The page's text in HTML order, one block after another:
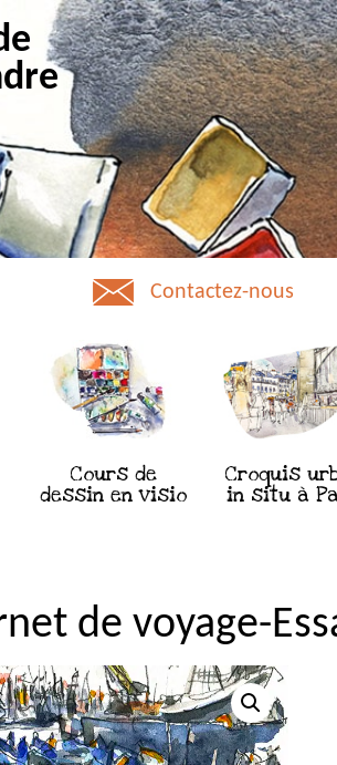
Contactez-nous
Cours de
dessin en visio
Croquis
in situ à
de voyage-